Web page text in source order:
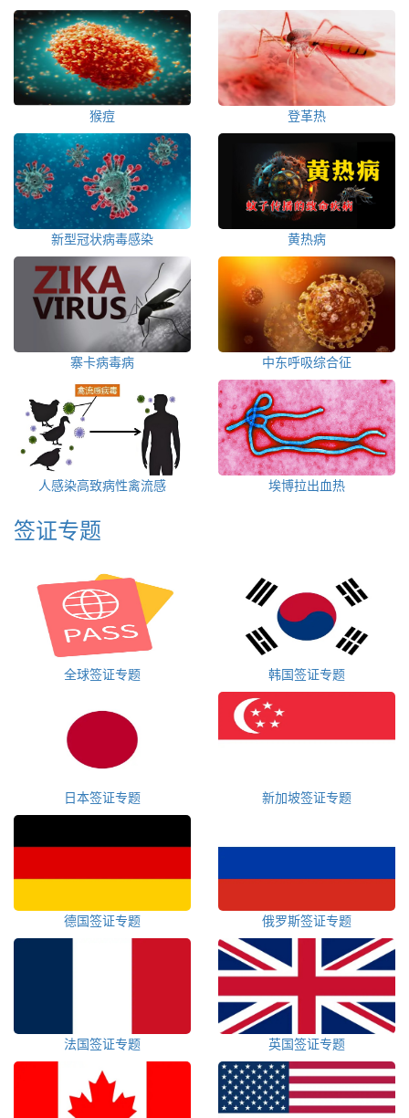
猴痘 登革热
新型冠状病毒感染 黄热病
寨卡病毒病 中东呼吸综合征
人感染高致病性禽流感 埃博拉出血热
签证专题
全球签证专题 韩国签证专题
日本签证专题 新加坡签证专题
德国签证专题 俄罗斯签证专题
法国签证专题 英国签证专题